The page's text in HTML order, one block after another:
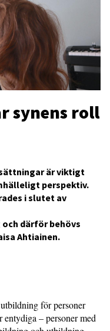
synens roll
är viktigt
perspektiv.
i slutet av
därför behövs
Ahtiainen.
för personer
entydiga – personer med